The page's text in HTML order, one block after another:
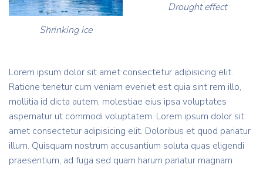
Shrinking ice
Drought effect
Lorem ipsum dolor sit amet consectetur adipisicing elit.
Ratione tenetur cum veniam eveniet est quia sint rem illo,
mollitia id dicta autem, molestiae eius ipsa voluptates
aspernatur ut commodi voluptatem. Lorem ipsum dolor sit
amet consectetur adipisicing elit. Doloribus et quod pariatur
illum. Quisquam nostrum accusantium soluta quas eligendi
praesentium, ad fuga sed quam harum pariatur magnam